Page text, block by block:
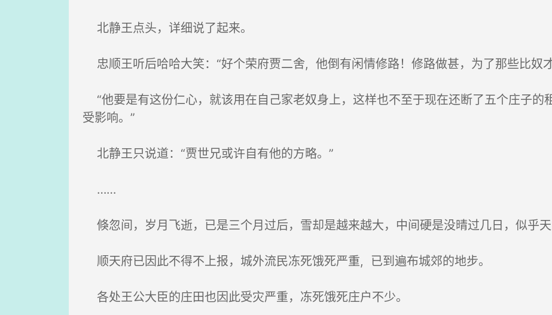
北静王点头，详细说了起来。
忠顺王听后哈哈大笑：“好个荣府贾二舍, 他倒有闲情修路！修路做甚，为了那些比奴
“他要是有这份仁心，就该用在自己家老奴身上，这样也不至于现在还断了五个庄子的
受影响。”
北静王只说道：“贾世兄或许自有他的方略。”
……
倏忽间，岁月飞逝，已是三个月过后，雪却是越来越大，中间硬是没晴过几日，似乎天
顺天府已因此不得不上报，城外流民冻死饿死严重, 已到遍布城郊的地步。
各处王公大臣的庄田也因此受灾严重，冻死饿死庄户不少。